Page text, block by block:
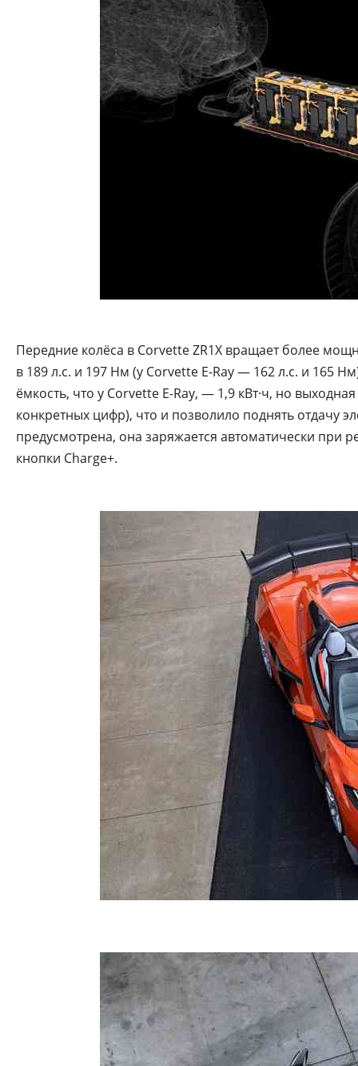
Передние колёса в Corvette ZR1X вращает более
в 189 л.с. и 197 Нм (у Corvette E-Ray — 162 л.с. и 165
ёмкость, что у Corvette E-Ray, — 1,9 кВт·ч, но
конкретных цифр), что и позволило поднять отдачу
предусмотрена, она заряжается автоматически
кнопки Charge+.